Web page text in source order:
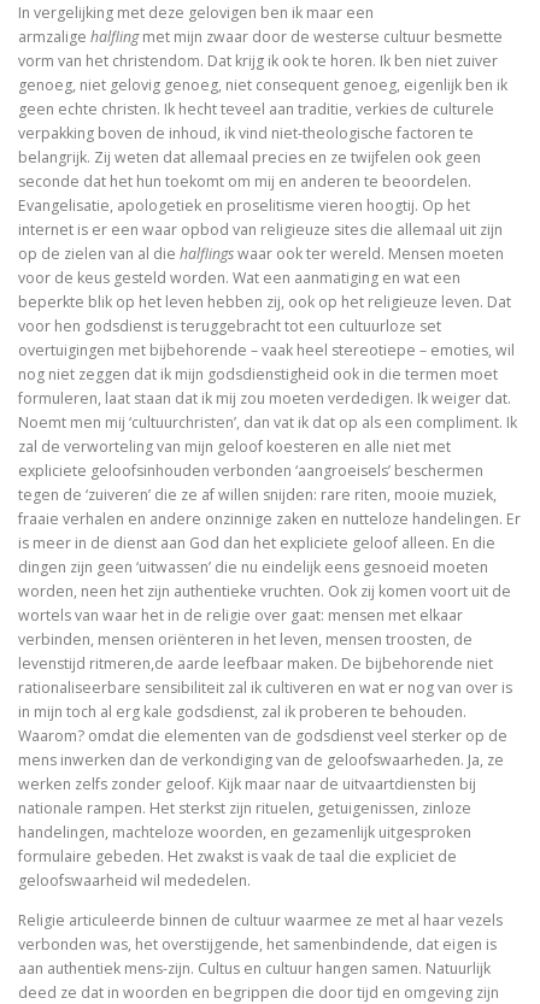
In vergelijking met deze gelovigen ben ik maar een
armzalige halflingmet mijn zwaar door de westerse cultuur besmette
vorm van het christendom. Dat krijg ik ook te horen. Ik ben niet zuiver
genoeg, niet gelovig genoeg, niet consequent genoeg, eigenlijk ben ik
geen echte christen. Ik hecht teveel aan traditie, verkies de culturele
verpakking boven de inhoud, ik vind niet-theologische factoren te
belangrijk. Zij weten dat allemaal precies en ze twijfelen ook geen
seconde dat het hun toekomt om mij en anderen te beoordelen.
Evangelisatie, apologetiek en proselitisme vieren hoogtij. Op het
internet is er een waar opbod van religieuze sites die allemaal uit zijn
op de zielen van al die halflingswaar ook ter wereld. Mensen moeten
voor de keus gesteld worden. Wat een aanmatiging en wat een
beperkte blik op het leven hebben zij, ook op het religieuze leven. Dat
voor hen godsdienst is teruggebracht tot een cultuurloze set
overtuigingen met bijbehorende – vaak heel stereotiepe – emoties, wil
nog niet zeggen dat ik mijn godsdienstigheid ook in die termen moet
formuleren, laat staan dat ik mij zou moeten verdedigen. Ik weiger dat.
Noemt men mij ‘cultuurchristen’, dan vat ik dat op als een compliment. Ik
zal de verworteling van mijn geloof koesteren en alle niet met
expliciete geloofsinhouden verbonden ‘aangroeisels’ beschermen
tegen de ‘zuiveren’ die ze af willen snijden: rare riten, mooie muziek,
fraaie verhalen en andere onzinnige zaken en nutteloze handelingen. Er
is meer in de dienst aan God dan het expliciete geloof alleen. En die
dingen zijn geen ‘uitwassen’ die nu eindelijk eens gesnoeid moeten
worden, neen het zijn authentieke vruchten. Ook zij komen voort uit de
wortels van waar het in de religie over gaat: mensen met elkaar
verbinden, mensen oriënteren in het leven, mensen troosten, de
levenstijd ritmeren,de aarde leefbaar maken. De bijbehorende niet
rationaliseerbare sensibiliteit zal ik cultiveren en wat er nog van over is
in mijn toch al erg kale godsdienst, zal ik proberen te behouden.
Waarom? omdat die elementen van de godsdienst veel sterker op de
mens inwerken dan de verkondiging van de geloofswaarheden. Ja, ze
werken zelfs zonder geloof. Kijk maar naar de uitvaartdiensten bij
nationale rampen. Het sterkst zijn rituelen, getuigenissen, zinloze
handelingen, machteloze woorden, en gezamenlijk uitgesproken
formulaire gebeden. Het zwakst is vaak de taal die expliciet de
geloofswaarheid wil mededelen.
Religie articuleerde binnen de cultuur waarmee ze met al haar vezels
verbonden was, het overstijgende, het samenbindende, dat eigen is
aan authentiek mens-zijn. Cultus en cultuur hangen samen. Natuurlijk
deed ze dat in woorden en begrippen die door tijd en omgeving zijn